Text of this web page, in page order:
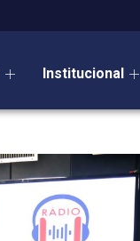
Institucional